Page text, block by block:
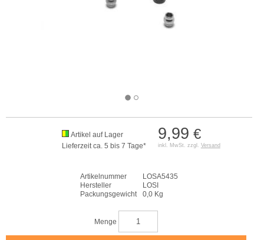
9,99 €
inkl. MwSt. zzgl. Versand
Artikel auf Lager
Lieferzeit ca. 5 bis 7 Tage*
Artikelnummer
LOSA5435
Hersteller
LOSI
Packungsgewicht
0,0 Kg
Menge